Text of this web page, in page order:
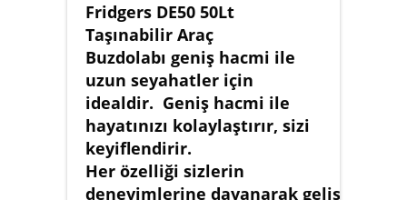
Fridgers DE50 50Lt
Taşınabilir Araç
Buzdolabı geniş hacmi ile
uzun seyahatler için
idealdir. Geniş hacmi ile
hayatınızı kolaylaştırır, sizi
keyiflendirir.
Her özelliği sizlerin
deneyimlerine dayanarak geliştirilen